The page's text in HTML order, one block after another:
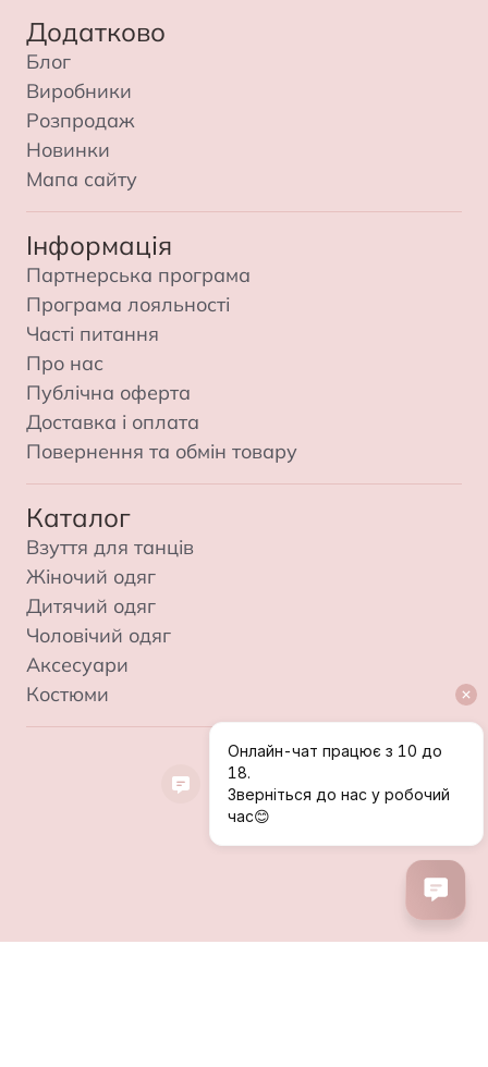
Інформація
Партнерська програма
Програма лояльності
Часті питання
Про нас
Публічна оферта
Доставка і оплата
Повернення та обмін товару
Каталог
Взуття для танців
Жіночий одяг
Дитячий одяг
Чоловічий одяг
Аксесуари
Костюми
Додатково
Блог
Виробники
Розпродаж
Новинки
Мапа сайту